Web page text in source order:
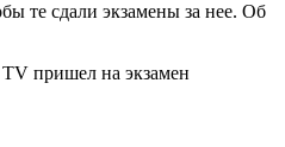
те сдали экзамены за нее. Об
пришел на экзамен